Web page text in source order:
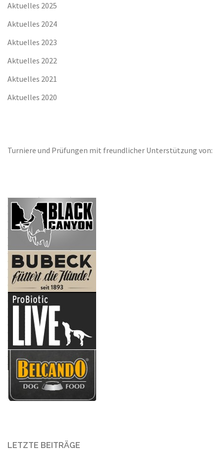
Aktuelles 2025
Aktuelles 2024
Aktuelles 2023
Aktuelles 2022
Aktuelles 2021
Aktuelles 2020
Turniere und Prüfungen mit freundlicher Unterstützung von:
LETZTE BEITRÄGE